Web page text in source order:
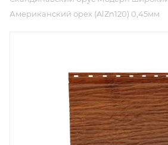
Американский орех (AlZn120) 0,45мм